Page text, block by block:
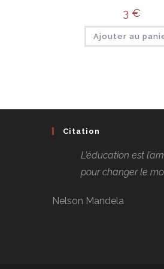
3 €
Ajouter au
Citation
L’éducation est
pour changer le
Nelson Mandela